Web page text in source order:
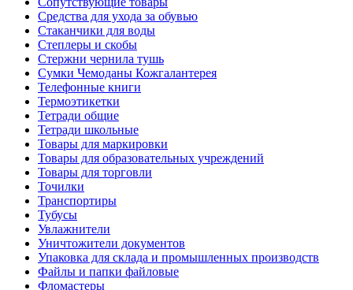
Средства для ухода за обувью
Стаканчики для воды
Степлеры и скобы
Стержни чернила тушь
Сумки Чемоданы Кожгалантерея
Телефонные книги
Термоэтикетки
Тетради общие
Тетради школьные
Товары для маркировки
Товары для образовательных учреждений
Товары для торговли
Точилки
Транспортиры
Тубусы
Увлажнители
Уничтожители документов
Упаковка для склада и промышленных производств
Файлы и папки файловые
Фломастеры